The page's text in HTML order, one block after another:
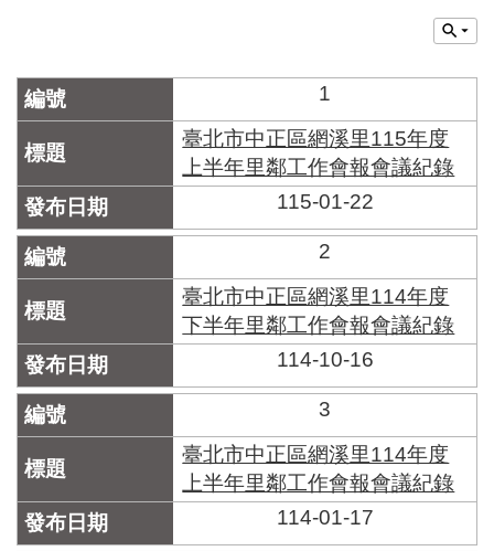
門
牌
合
索
系
統
化
文
化
資
產
臺
市
區
1
臺北市中正區網溪里115年度
上半年里鄰工作會報會議紀錄
115-01-22
2
臺北市中正區網溪里114年度
下半年里鄰工作會報會議紀錄
114-10-16
3
臺北市中正區網溪里114年度
上半年里鄰工作會報會議紀錄
114-01-17